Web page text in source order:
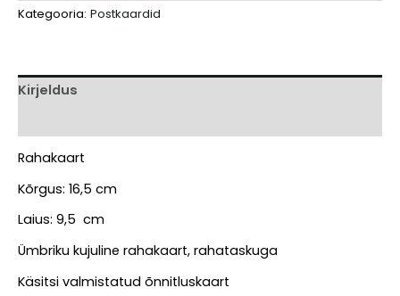
kogus
Kategooria: Postkaardid
Kirjeldus
Rahakaart
Kõrgus: 16,5 cm
Laius: 9,5 cm
Ümbriku kujuline rahakaart, rahataskuga
Käsitsi valmistatud õnnitluskaart